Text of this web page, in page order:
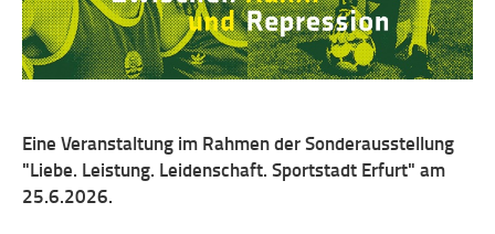
Eine Veranstaltung im Rahmen der Sonderausstellung
"Liebe. Leistung. Leidenschaft. Sportstadt Erfurt" am
25.6.2026.